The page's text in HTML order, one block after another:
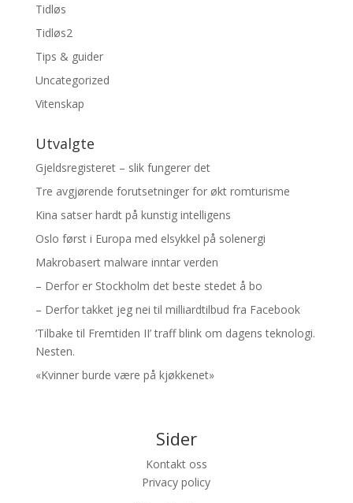
Tidløs
Tidløs2
Tips & guider
Uncategorized
Vitenskap
Utvalgte
Gjeldsregisteret – slik fungerer det
Tre avgjørende forutsetninger for økt romturisme
Kina satser hardt på kunstig intelligens
Oslo først i Europa med elsykkel på solenergi
Makrobasert malware inntar verden
– Derfor er Stockholm det beste stedet å bo
– Derfor takket jeg nei til milliardtilbud fra Facebook
’Tilbake til Fremtiden II’ traff blink om dagens teknologi.
Nesten.
«Kvinner burde være på kjøkkenet»
Sider
Kontakt oss
Privacy policy